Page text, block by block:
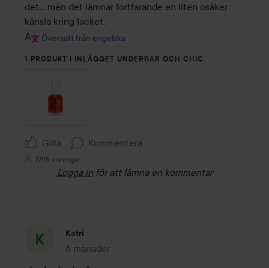
det... men det lämnar fortfarande en liten osäker
känsla kring lacket.
Översatt från engelska
1 PRODUKT I INLÄGGET UNDERBAR OCH CHIC
Gilla Kommentera
1995 visningar
Logga in för att lämna en kommentar
Katri
6 månader
Inlägget skapades 6 månader